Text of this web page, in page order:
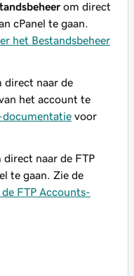
om direct
cPanel te gaan.
het Bestandsbeheer
direct naar de
het account te
voor
direct naar de FTP
te gaan. Zie de
FTP Accounts-